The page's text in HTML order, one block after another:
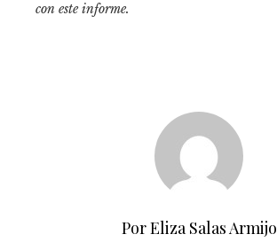
con este informe.
Por Eliza Salas Armijo